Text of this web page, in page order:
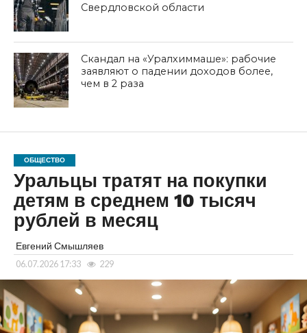
Свердловской области
Скандал на «Уралхиммаше»: рабочие
заявляют о падении доходов более,
чем в 2 раза
ОБЩЕСТВО
Уральцы тратят на покупки
детям в среднем 10 тысяч
рублей в месяц
Евгений Смышляев
06.07.2026 17:33 229